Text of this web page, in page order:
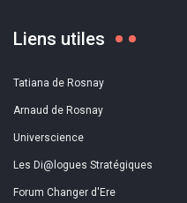
Liens utiles
Tatiana de Rosnay
Arnaud de Rosnay
Universcience
Les Di@logues Stratégiques
Forum Changer d'Ere